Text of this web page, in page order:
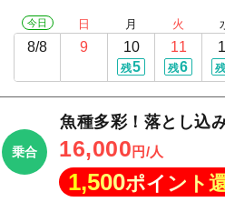
今日
8/8
日
9
月
10
残5
火
11
残6 残
乗合
魚種多彩！落とし込
16,000 円/人
1,500ポイント